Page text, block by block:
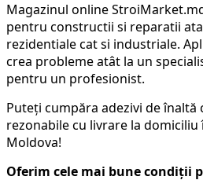
Magazinul online
pentru constructii si reparatii
rezidentiale cat si industriale.
crea probleme atât la un
pentru un profesionist.
Puteți cumpăra adezivi de
rezonabile cu livrare la domiciliu
Moldova!
Oferim cele mai bune condiții